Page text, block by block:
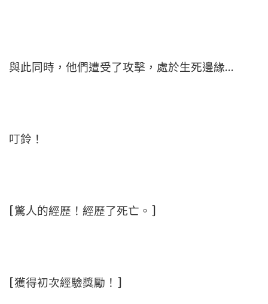
與此同時，他們遭受了攻擊，處於生死邊緣…
叮鈴！
[驚人的經歷！經歷了死亡。]
[獲得初次經驗獎勵！]